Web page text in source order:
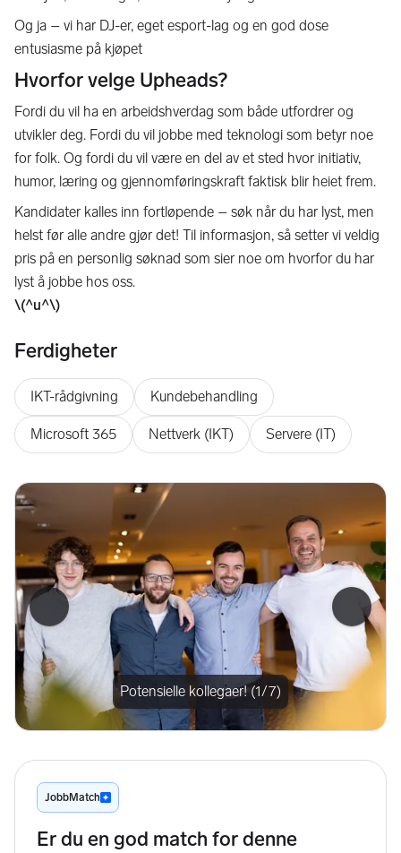
Og ja – vi har DJ-er, eget esport-lag og en god dose
entusiasme på kjøpet
Hvorfor velge Upheads?
Fordi du vil ha en arbeidshverdag som både utfordrer og
utvikler deg. Fordi du vil jobbe med teknologi som betyr noe
for folk. Og fordi du vil være en del av et sted hvor initiativ,
humor, læring og gjennomføringskraft faktisk blir heiet frem.
Kandidater kalles inn fortløpende – søk når du har lyst, men
helst før alle andre gjør det! Til informasjon, så setter vi veldig
pris på en personlig søknad som sier noe om hvorfor du har
lyst å jobbe hos oss.
\(^u^\)
Ferdigheter
IKT-rådgivning Kundebehandling
Microsoft 365 Nettverk (IKT) Servere (IT)
Forrige bilde Neste
Potensielle kollegaer! (1/7)